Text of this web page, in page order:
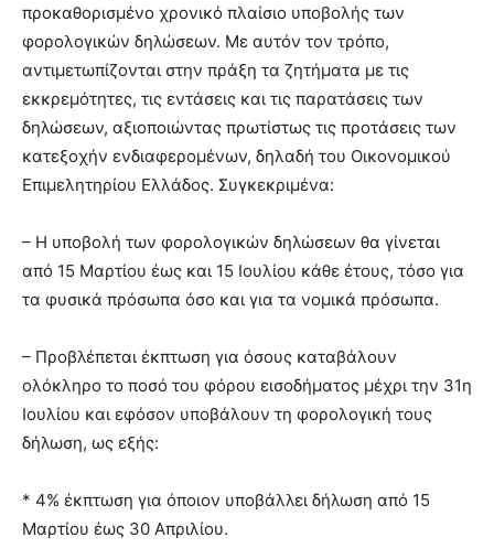
προκαθορισμένο χρονικό πλαίσιο υποβολής των
φορολογικών δηλώσεων. Με αυτόν τον τρόπο,
αντιμετωπίζονται στην πράξη τα ζητήματα με τις
εκκρεμότητες, τις εντάσεις και τις παρατάσεις των
δηλώσεων, αξιοποιώντας πρωτίστως τις προτάσεις των
κατεξοχήν ενδιαφερομένων, δηλαδή του Οικονομικού
Επιμελητηρίου Ελλάδος. Συγκεκριμένα:
– Η υποβολή των φορολογικών δηλώσεων θα γίνεται
από 15 Μαρτίου έως και 15 Ιουλίου κάθε έτους, τόσο για
τα φυσικά πρόσωπα όσο και για τα νομικά πρόσωπα.
– Προβλέπεται έκπτωση για όσους καταβάλουν
ολόκληρο το ποσό του φόρου εισοδήματος μέχρι την 31η
Ιουλίου και εφόσον υποβάλουν τη φορολογική τους
δήλωση, ως εξής:
* 4% έκπτωση για όποιον υποβάλλει δήλωση από 15
Μαρτίου έως 30 Απριλίου.